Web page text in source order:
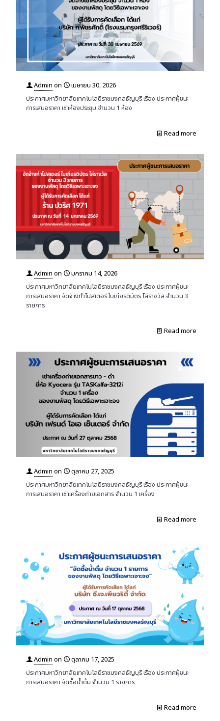
Admin on
เมษายน 30, 2026
ประกาศมหาวิทยาลัยเทคโนโลยีราชมงคลธัญบุรี เรื่อง ประกาศผู้ชนะ
การเสนอราคา เช่าห้องประชุม จำนวน 1 ห้อง
Read more
Admin on
มกราคม 14, 2026
ประกาศมหาวิทยาลัยเทคโนโลยีราชมงคลธัญบุรี เรื่อง ประกาศผู้ชนะ
การเสนอราคา จัดจ้างทำโปสเตอร์ ใบเกียรติบัตร โล่รางวัล จำนวน 3
รายการ
Read more
Admin on
ตุลาคม 27, 2025
ประกาศมหาวิทยาลัยเทคโนโลยีราชมงคลธัญบุรี เรื่อง ประกาศผู้ชนะ
การเสนอราคา เช่าเครื่องถ่ายเอกสาร จำนวน 1 เครื่อง
Read more
Admin on
ตุลาคม 17, 2025
ประกาศมหาวิทยาลัยเทคโนโลยีราชมงคลธัญบุรี เรื่อง ประกาศผู้ชนะ
การเสนอราคา จัดซื้อน้ำดื่ม จำนวน 1 รายการ
Read more